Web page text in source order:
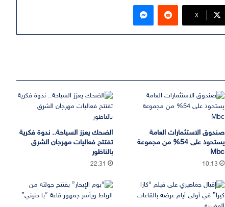
‫X
ماسنجر
صندوق الاستثمارات العامة
يستحوذ على 54% من مجموعة
Mbc
10:13
الضحك يعزز السياحة.. ندوة فكرية
تفتتح فعاليات مهرجان الشرق
بالناظور
22:31